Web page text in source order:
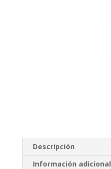
Descripción
Información adicional